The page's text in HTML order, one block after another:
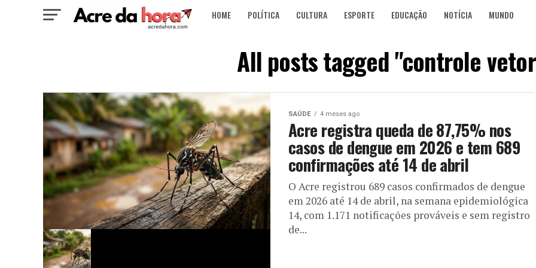
HOME POLÍTICA CULTURA ESPORTE EDUCAÇÃO NOTÍCIA MUNDO
All posts tagged "controle
SAÚDE 4 meses ago
Acre registra queda de 87,75% nos
casos de dengue em 2026 e tem 689
confirmações até 14 de abril
O Acre registrou 689 casos confirmados de dengue
em 2026 até 14 de abril, na semana epidemiológica
14, com 1.171 notificações prováveis e sem registro
de...